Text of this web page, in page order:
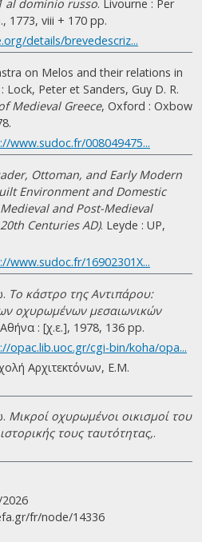
al dominio russo. Livourne : Per
1773, viii + 170 pp.
details/brevedescriz...
on Melos and their relations in
Peter et Sanders, Guy D. R.
Medieval Greece, Oxford : Oxbow
www.sudoc.fr/008049475...
Ottoman, and Early Modern
Environment and Domestic
and Post-Medieval
Centuries AD). Leyde : UP,
www.sudoc.fr/16902301X...
Το κάστρο της Αντιπάρου:
οχυρωμένων μεσαιωνικών
: [χ.ε.], 1978, 136 pp.
opac.lib.uoc.gr/cgi-bin/koha/opa...
Αρχιτεκτόνων, Ε.Μ.
Μικροί οχυρωμένοι οικισμοί του
τους ταυτότητας,.
fr/node/14336